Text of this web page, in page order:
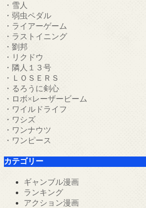
・雪人
・弱虫ペダル
・ライアーゲーム
・ラストイニング
・劉邦
・リクドウ
・隣人１３号
・ＬＯＳＥＲＳ
・るろうに剣心
・ロボ×レーザービーム
・ワイルドライフ
・ワシズ
・ワンナウツ
・ワンピース
カテゴリー
ギャンブル漫画
ランキング
アクション漫画